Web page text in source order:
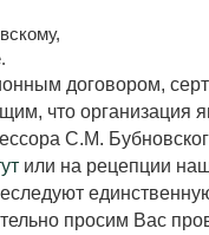
договором,
что организация
С.М.
или на рецепции
просим Вас